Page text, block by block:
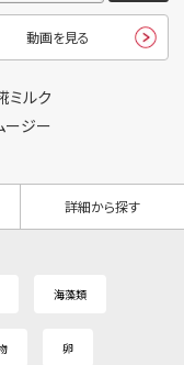
動画を見る
ミルク
ージー
詳細から探す
海藻類
卵